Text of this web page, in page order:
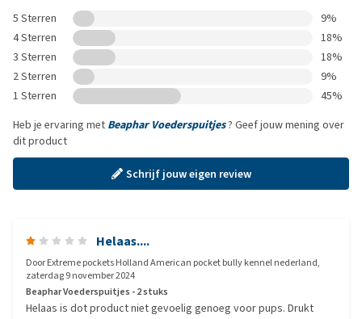
5 Sterren
9%
4 Sterren
18%
3 Sterren
18%
2 Sterren
9%
1 Sterren
45%
Heb je ervaring met Beaphar Voederspuitjes? Geef jouw mening over
dit product
Schrijf jouw eigen review
Helaas....
DoorExtreme pockets Holland American pocket bully kennel nederland,
zaterdag 9 november 2024
Beaphar Voederspuitjes - 2 stuks
Helaas is dot product niet gevoelig genoeg voor pups. Drukt